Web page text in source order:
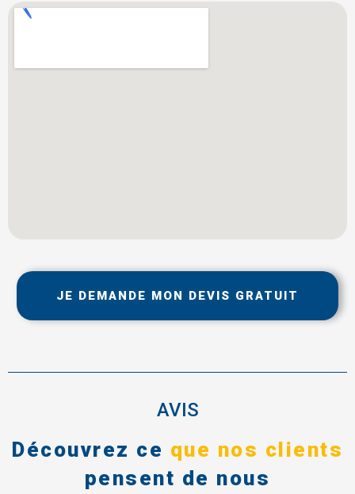
JE DEMANDE MON DEVIS GRATUIT
AVIS
Découvrez ce que nos clients
pensent de nous